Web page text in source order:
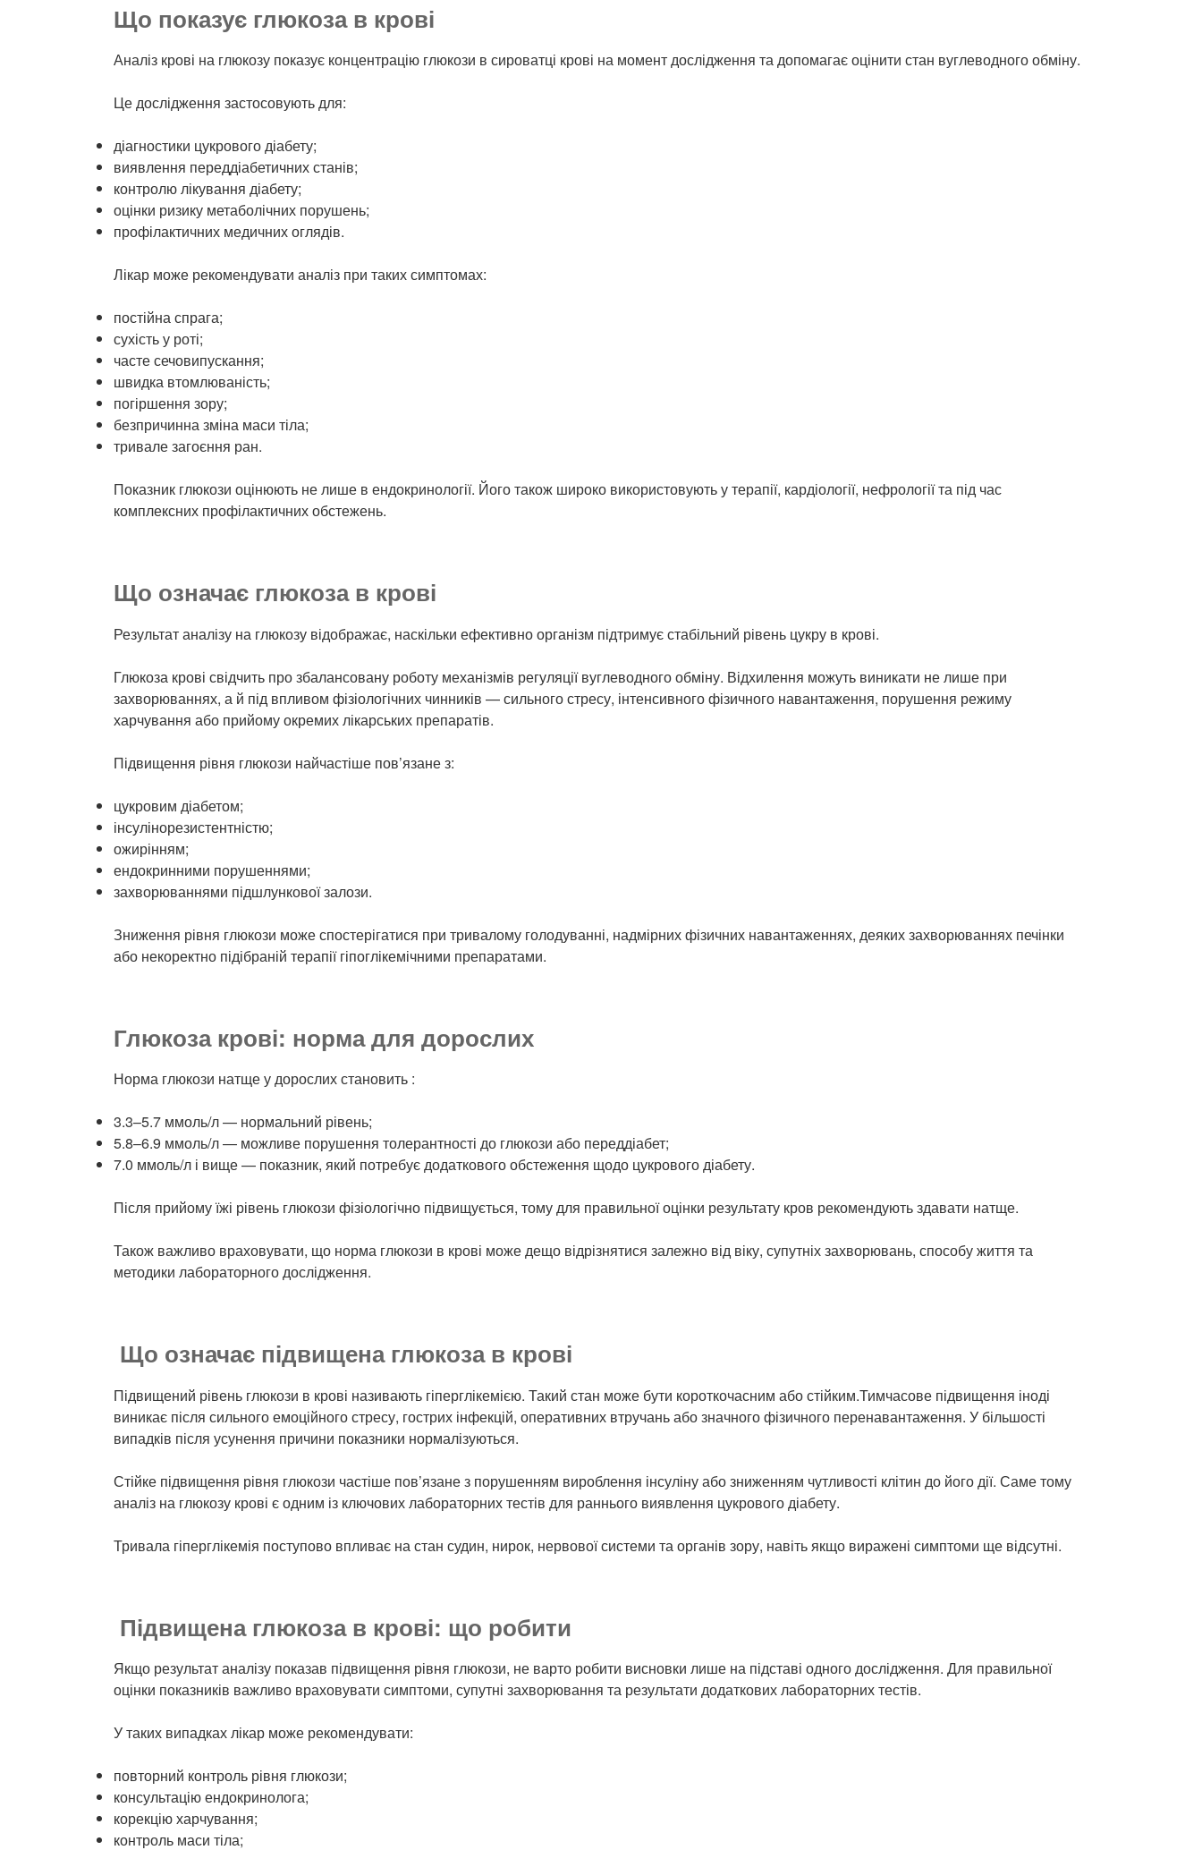
Що показує глюкоза в крові
Аналіз крові на глюкозу показує концентрацію глюкози в сироватці крові на момент дослідження та допомагає оцінити стан вуглеводного обміну.
Це дослідження застосовують для:
діагностики цукрового діабету;
виявлення переддіабетичних станів;
контролю лікування діабету;
оцінки ризику метаболічних порушень;
профілактичних медичних оглядів.
Лікар може рекомендувати аналіз при таких симптомах:
постійна спрага;
сухість у роті;
часте сечовипускання;
швидка втомлюваність;
погіршення зору;
безпричинна зміна маси тіла;
тривале загоєння ран.
Показник глюкози оцінюють не лише в ендокринології. Його також широко використовують у терапії, кардіології, нефрології та під час
комплексних профілактичних обстежень.
Що означає глюкоза в крові
Результат аналізу на глюкозу відображає, наскільки ефективно організм підтримує стабільний рівень цукру в крові.
Глюкоза крові свідчить про збалансовану роботу механізмів регуляції вуглеводного обміну. Відхилення можуть виникати не лише при
захворюваннях, а й під впливом фізіологічних чинників — сильного стресу, інтенсивного фізичного навантаження, порушення режиму
харчування або прийому окремих лікарських препаратів.
Підвищення рівня глюкози найчастіше пов’язане з:
цукровим діабетом;
інсулінорезистентністю;
ожирінням;
ендокринними порушеннями;
захворюваннями підшлункової залози.
Зниження рівня глюкози може спостерігатися при тривалому голодуванні, надмірних фізичних навантаженнях, деяких захворюваннях печінки
або некоректно підібраній терапії гіпоглікемічними препаратами.
Глюкоза крові: норма для дорослих
Норма глюкози натще у дорослих становить :
3.3–5.7 ммоль/л — нормальний рівень;
5.8–6.9 ммоль/л — можливе порушення толерантності до глюкози або переддіабет;
7.0 ммоль/л і вище — показник, який потребує додаткового обстеження щодо цукрового діабету.
Після прийому їжі рівень глюкози фізіологічно підвищується, тому для правильної оцінки результату кров рекомендують здавати натще.
Також важливо враховувати, що норма глюкози в крові може дещо відрізнятися залежно від віку, супутніх захворювань, способу життя та
методики лабораторного дослідження.
Що означає підвищена глюкоза в крові
Підвищений рівень глюкози в крові називають гіперглікемією. Такий стан може бути короткочасним або стійким.Тимчасове підвищення іноді
виникає після сильного емоційного стресу, гострих інфекцій, оперативних втручань або значного фізичного перенавантаження. У більшості
випадків після усунення причини показники нормалізуються.
Стійке підвищення рівня глюкози частіше пов’язане з порушенням вироблення інсуліну або зниженням чутливості клітин до його дії. Саме тому
аналіз на глюкозу крові є одним із ключових лабораторних тестів для раннього виявлення цукрового діабету.
Тривала гіперглікемія поступово впливає на стан судин, нирок, нервової системи та органів зору, навіть якщо виражені симптоми ще відсутні.
Підвищена глюкоза в крові: що робити
Якщо результат аналізу показав підвищення рівня глюкози, не варто робити висновки лише на підставі одного дослідження. Для правильної
оцінки показників важливо враховувати симптоми, супутні захворювання та результати додаткових лабораторних тестів.
У таких випадках лікар може рекомендувати:
повторний контроль рівня глюкози;
консультацію ендокринолога;
корекцію харчування;
контроль маси тіла;